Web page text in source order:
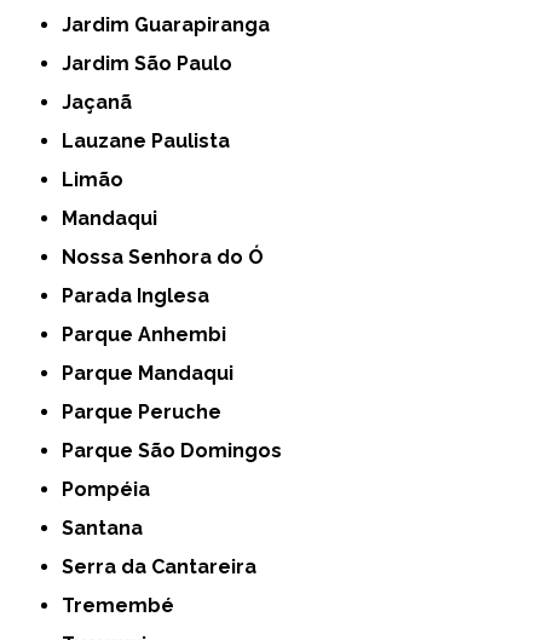
Jardim Guarapiranga
Jardim São Paulo
Jaçanã
Lauzane Paulista
Limão
Mandaqui
Nossa Senhora do Ó
Parada Inglesa
Parque Anhembi
Parque Mandaqui
Parque Peruche
Parque São Domingos
Pompéia
Santana
Serra da Cantareira
Tremembé